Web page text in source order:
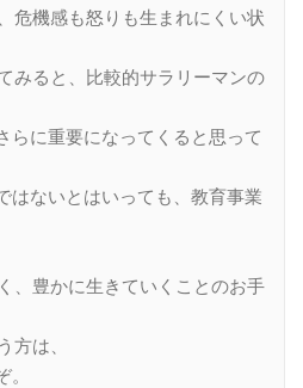
危機感も怒りも生まれにくい状
みると、比較的サラリーマンの
らに重要になってくると思って
はないとはいっても、教育事業
、豊かに生きていくことのお手
方は、
。